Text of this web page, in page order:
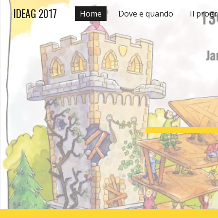
IDEAG 2017 Home Dove e quando Il